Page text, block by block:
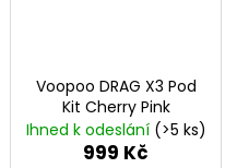
Voopoo DRAG X3 Pod
Kit Cherry Pink
Ihned k odeslání (>5 ks)
999 Kč